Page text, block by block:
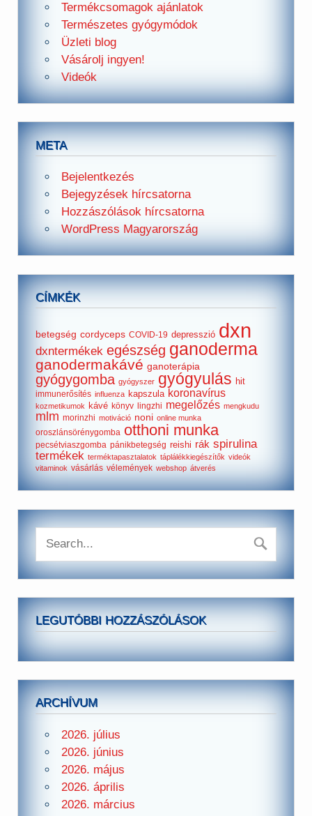
Termékcsomagok ajánlatok
Természetes gyógymódok
Üzleti blog
Vásárolj ingyen!
Videók
META
Bejelentkezés
Bejegyzések hírcsatorna
Hozzászólások hírcsatorna
WordPress Magyarország
CÍMKÉK
betegség cordyceps COVID-19 depresszió dxn
dxntermékek egészség ganoderma
ganodermakávé ganoterápia
gyógygomba gyógyszer gyógyulás hit
immunerősítés influenza kapszula koronavírus
kozmetikumok kávé könyv lingzhi megelőzés mengkudu
mlm morinzhi motiváció noni online munka
oroszlánsörénygomba otthoni munka
pecsétviaszgomba pánikbetegség reishi rák spirulina
termékek terméktapasztalatok táplálékkiegészítők videók
vitaminok vásárlás vélemények webshop átverés
LEGUTÓBBI HOZZÁSZÓLÁSOK
ARCHÍVUM
2026. július
2026. június
2026. május
2026. április
2026. március